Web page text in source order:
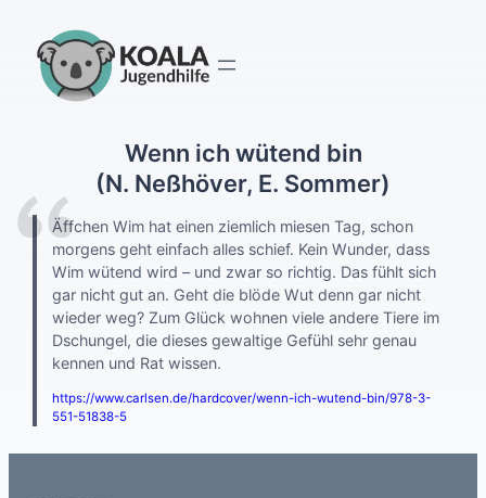
Inhalt
springen
Wenn ich wütend bin
(N. Neßhöver, E. Sommer)
Äffchen Wim hat einen ziemlich miesen Tag, schon
morgens geht einfach alles schief. Kein Wunder, dass
Wim wütend wird – und zwar so richtig. Das fühlt sich
gar nicht gut an. Geht die blöde Wut denn gar nicht
wieder weg? Zum Glück wohnen viele andere Tiere im
Dschungel, die dieses gewaltige Gefühl sehr genau
kennen und Rat wissen.
https://www.carlsen.de/hardcover/wenn-ich-wutend-bin/978-3-
551-51838-5